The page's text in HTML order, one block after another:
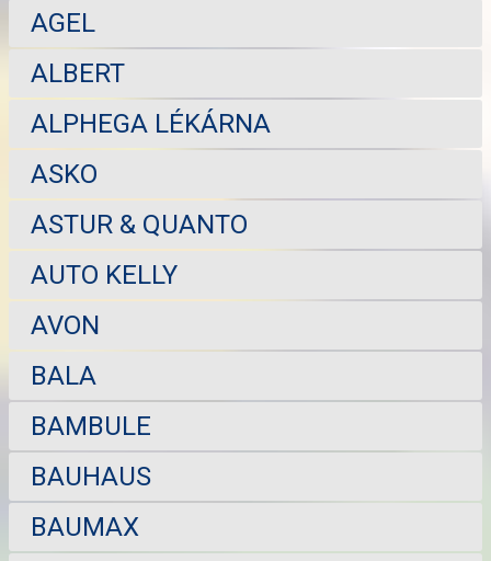
AGEL
ALBERT
ALPHEGA LÉKÁRNA
ASKO
ASTUR & QUANTO
AUTO KELLY
AVON
BALA
BAMBULE
BAUHAUS
BAUMAX